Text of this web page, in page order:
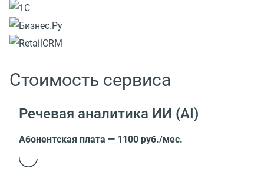
Стоимость сервиса
Речевая аналитика ИИ (AI)
Абонентская плата — 1100 руб./мес.